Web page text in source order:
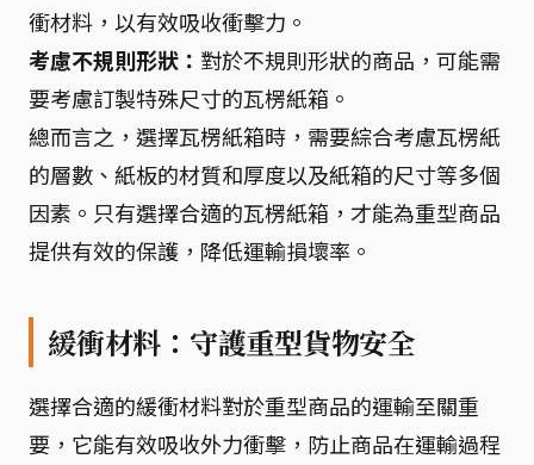
衝材料，以有效吸收衝擊力。
考慮不規則形狀： 對於不規則形狀的商品，可能需
要考慮訂製特殊尺寸的瓦楞紙箱。
總而言之，選擇瓦楞紙箱時，需要綜合考慮瓦楞紙
的層數、紙板的材質和厚度以及紙箱的尺寸等多個
因素。只有選擇合適的瓦楞紙箱，才能為重型商品
提供有效的保護，降低運輸損壞率。
緩衝材料：守護重型貨物安全
選擇合適的緩衝材料對於重型商品的運輸至關重
要，它能有效吸收外力衝擊，防止商品在運輸過程